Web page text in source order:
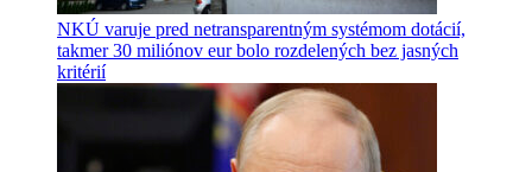
NKÚ varuje pred netransparentným systémom dotácií,
takmer 30 miliónov eur bolo rozdelených bez jasných
kritérií